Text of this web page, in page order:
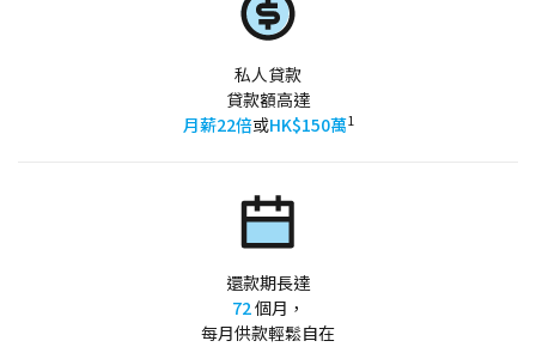
私人貸款
貸款額高達
月薪22倍或HK$150萬1
還款期長達
72個月，
每月供款輕鬆自在